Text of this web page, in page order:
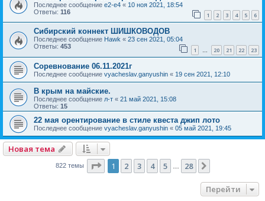
Последнее сообщение e2-e4 « 10 ноя 2021, 18:54
Ответы: 116 1 2 3 4 5 6
Сибирский коннект ШИШКОВОДОВ
Последнее сообщение Hawk « 23 сен 2021, 05:04
Ответы: 453 1 … 20 21 22 23
Соревнование 06.11.2021г
Последнее сообщение vyacheslav.ganyushin « 19 сен 2021, 12:10
В крым на майские.
Последнее сообщение л-т « 21 май 2021, 15:08
Ответы: 15
22 мая орентирование в стиле квеста джип лото
Последнее сообщение vyacheslav.ganyushin « 05 май 2021, 19:45
Новая тема
822 темы Страница из 28
1 2 3 4 5 28
Перейти